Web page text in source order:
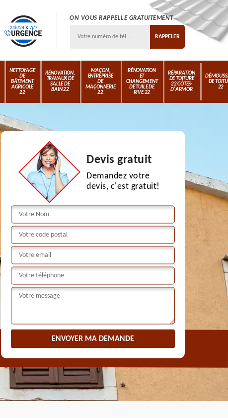
ON VOUS RAPPELLE GRATUITEMENT
NETTOYAGE
DE
BÂTIMENT
AGRICOLE
22
RÉNOVATION,
TRAVAUX DE
SALLE DE
BAIN 22
MAÇON,
ENTREPRISE
DE
MAÇONNERIE
22
RÉNOVATION
ET
CHANGEMENT
DE TUILE DE
RIVE 22
RÉPARATION
DE TOITURE
22 CÔTES-
D'ARMOR
DE
22
Devis gratuit
Demandez votre
devis, c'est gratuit!